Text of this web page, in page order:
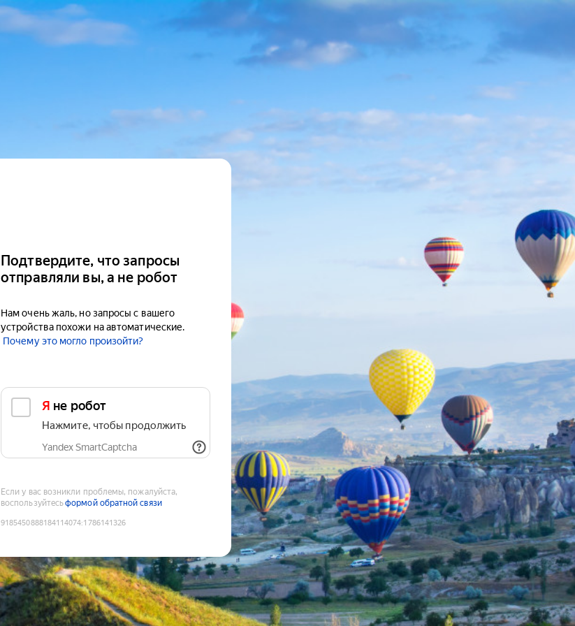
Подтвердите, что запросы
отправляли вы, а не робот
Нам очень жаль, но запросы с вашего
устройства похожи на автоматические.
Почему это могло произойти?
Я не робот
Нажмите, чтобы продолжить
Yandex SmartCaptcha
Если у вас возникли проблемы, пожалуйста,
воспользуйтесьформой обратной связи
9185450888184114074:1786141326